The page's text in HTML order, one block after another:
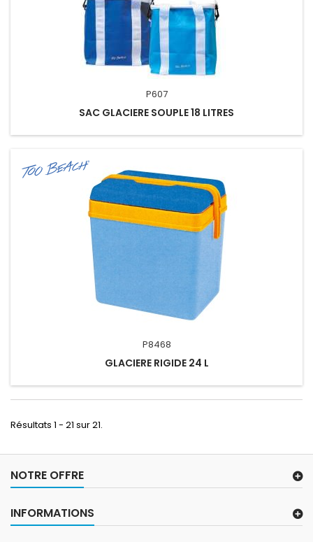
P607
SAC GLACIERE SOUPLE 18 LITRES
P8468
GLACIERE RIGIDE 24 L
Résultats 1 - 21 sur 21.
NOTRE OFFRE
INFORMATIONS